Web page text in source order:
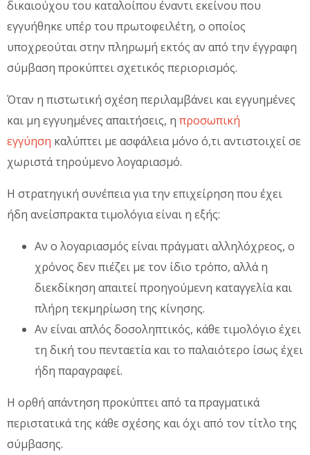
δικαιούχου του καταλοίπου έναντι εκείνου που
εγγυήθηκε υπέρ του πρωτοφειλέτη, ο οποίος
υποχρεούται στην πληρωμή εκτός αν από την έγγραφη
σύμβαση προκύπτει σχετικός περιορισμός.
Όταν η πιστωτική σχέση περιλαμβάνει και εγγυημένες
και μη εγγυημένες απαιτήσεις, η προσωπική
εγγύηση καλύπτει με ασφάλεια μόνο ό,τι αντιστοιχεί σε
χωριστά τηρούμενο λογαριασμό.
Η στρατηγική συνέπεια για την επιχείρηση που έχει
ήδη ανείσπρακτα τιμολόγια είναι η εξής:
Αν ο λογαριασμός είναι πράγματι αλληλόχρεος, ο
χρόνος δεν πιέζει με τον ίδιο τρόπο, αλλά η
διεκδίκηση απαιτεί προηγούμενη καταγγελία και
πλήρη τεκμηρίωση της κίνησης.
Αν είναι απλός δοσοληπτικός, κάθε τιμολόγιο έχει
τη δική του πενταετία και το παλαιότερο ίσως έχει
ήδη παραγραφεί.
Η ορθή απάντηση προκύπτει από τα πραγματικά
περιστατικά της κάθε σχέσης και όχι από τον τίτλο της
σύμβασης.